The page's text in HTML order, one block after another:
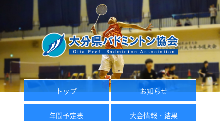
トップ お知らせ
年間予定表 大会情報・結果